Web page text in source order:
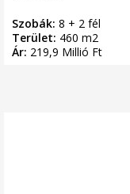
Szobák: 8 + 2 fél
Terület: 460 m2
Ár: 219,9 Millió Ft